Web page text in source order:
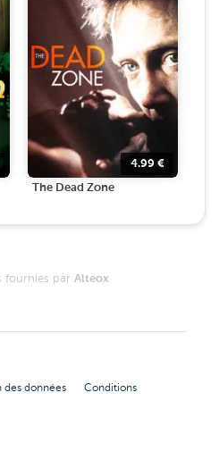
4.99 €
The Dead Zone
fournies par Alteox
des données Conditions